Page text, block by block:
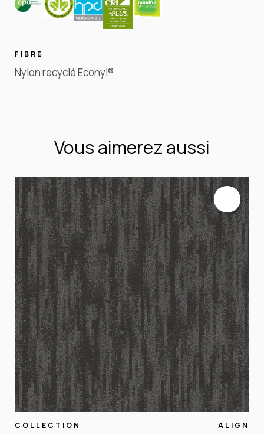
FIBRE
Nylon recyclé Econyl®
Vous aimerez aussi
COLLECTION ALIGN